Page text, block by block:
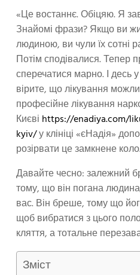
«Це востаннє. Обіцяю. Я
Знайомі фрази? Якщо ви
людиною, ви чули їх сотні
Потім сподівалися. Тепер
сперечатися марно. І десь
вірите, що лікування
професійне лікування
Києві https://enadiya.com/
kyiv/у клініці «єНадія»
розірвати це замкнене коло.
Давайте чесно: залежний
тому, що він погана
вас. Він бреше, тому що
щоб вибратися з цього
кляття, а тотальне
Зміст